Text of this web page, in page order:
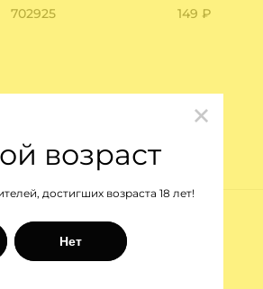
702925
149 ₽
59 ₽ 74 ₽
возраст
достигших возраста 18 лет!
Нет